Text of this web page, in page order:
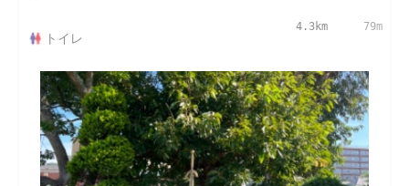
トイレ
4.3km 79m